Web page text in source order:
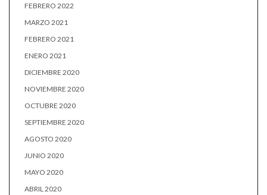
FEBRERO 2022
MARZO 2021
FEBRERO 2021
ENERO 2021
DICIEMBRE 2020
NOVIEMBRE 2020
OCTUBRE 2020
SEPTIEMBRE 2020
AGOSTO 2020
JUNIO 2020
MAYO 2020
ABRIL 2020